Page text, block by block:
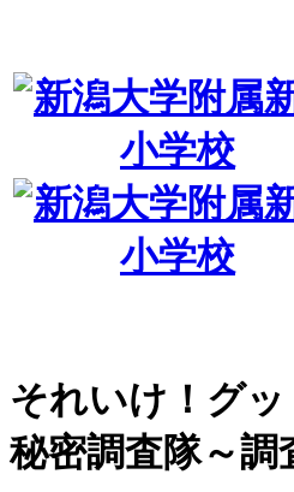
それいけ！グ
秘密調査隊～調